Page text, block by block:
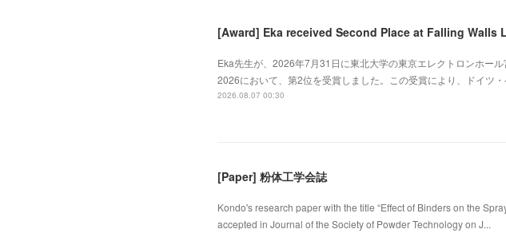
[Award] Eka received Second Place at Falling Walls
Eka先生が、2026年7月31日に東北大学の東京エレクトロンホー
2026において、第2位を受賞しました。この受賞により、ドイツ
2026.08.07 00:30
[Paper] 粉体工学会誌
Kondo's research paper with the title “Effect of Binders on the
accepted in Journal of the Society of Powder Technology on J...